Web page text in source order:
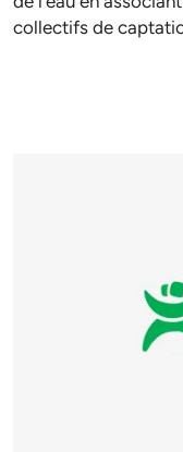
collectifs de